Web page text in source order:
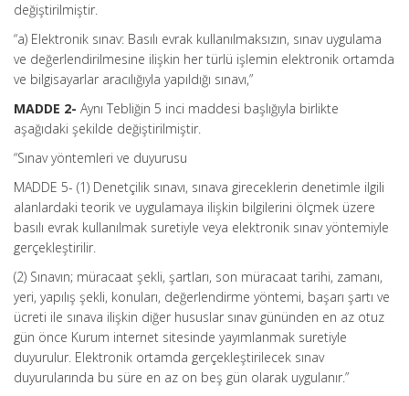
değiştirilmiştir.
“a) Elektronik sınav: Basılı evrak kullanılmaksızın, sınav uygulama
ve değerlendirilmesine ilişkin her türlü işlemin elektronik ortamda
ve bilgisayarlar aracılığıyla yapıldığı sınavı,”
MADDE 2- Aynı Tebliğin 5 inci maddesi başlığıyla birlikte
aşağıdaki şekilde değiştirilmiştir.
“Sınav yöntemleri ve duyurusu
MADDE 5- (1) Denetçilik sınavı, sınava gireceklerin denetimle ilgili
alanlardaki teorik ve uygulamaya ilişkin bilgilerini ölçmek üzere
basılı evrak kullanılmak suretiyle veya elektronik sınav yöntemiyle
gerçekleştirilir.
(2) Sınavın; müracaat şekli, şartları, son müracaat tarihi, zamanı,
yeri, yapılış şekli, konuları, değerlendirme yöntemi, başarı şartı ve
ücreti ile sınava ilişkin diğer hususlar sınav gününden en az otuz
gün önce Kurum internet sitesinde yayımlanmak suretiyle
duyurulur. Elektronik ortamda gerçekleştirilecek sınav
duyurularında bu süre en az on beş gün olarak uygulanır.”